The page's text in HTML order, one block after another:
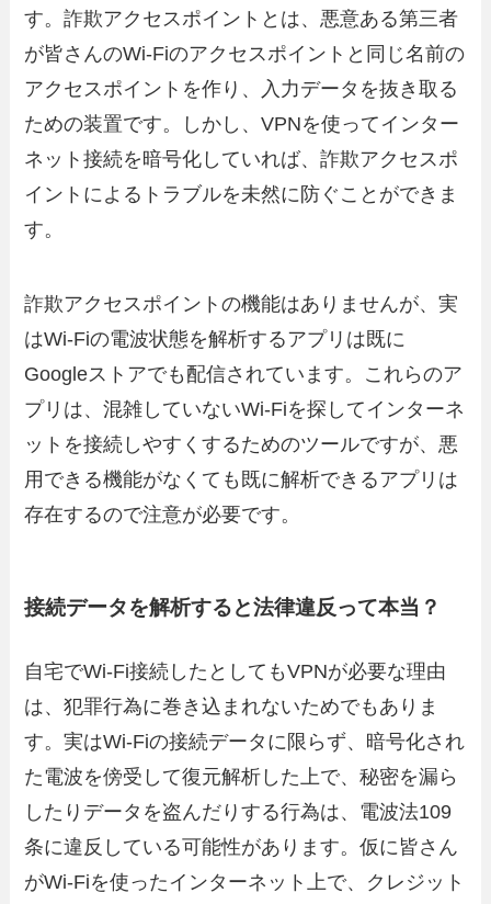
す。詐欺アクセスポイントとは、悪意ある第三者
が皆さんのWi-Fiのアクセスポイントと同じ名前の
アクセスポイントを作り、入力データを抜き取る
ための装置です。しかし、VPNを使ってインター
ネット接続を暗号化していれば、詐欺アクセスポ
イントによるトラブルを未然に防ぐことができま
す。
詐欺アクセスポイントの機能はありませんが、実
はWi-Fiの電波状態を解析するアプリは既に
Googleストアでも配信されています。これらのア
プリは、混雑していないWi-Fiを探してインターネ
ットを接続しやすくするためのツールですが、悪
用できる機能がなくても既に解析できるアプリは
存在するので注意が必要です。
接続データを解析すると法律違反って本当？
自宅でWi-Fi接続したとしてもVPNが必要な理由
は、犯罪行為に巻き込まれないためでもありま
す。実はWi-Fiの接続データに限らず、暗号化され
た電波を傍受して復元解析した上で、秘密を漏ら
したりデータを盗んだりする行為は、電波法109
条に違反している可能性があります。仮に皆さん
がWi-Fiを使ったインターネット上で、クレジット